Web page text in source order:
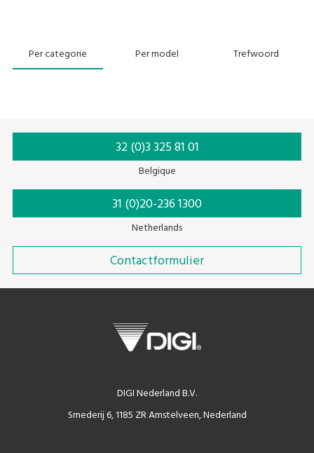
Per categorie Per model Trefwoord
32 (0)3 325 81 01
Belgique
31 (0)20-236 1300
Netherlands
Contactformulier
DIGI Nederland B.V.
Smederij 6, 1185 ZR Amstelveen, Nederland